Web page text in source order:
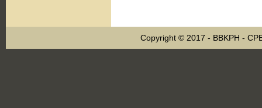
Copyright © 2017 - BBKPH -